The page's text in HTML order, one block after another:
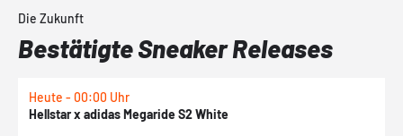
Die Zukunft
Bestätigte Sneaker Releases
Heute - 00:00 Uhr
Hellstar x adidas Megaride S2 White